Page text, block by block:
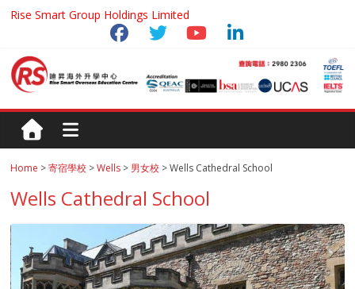
Rise Smart Group Holdings Limited
Home >寄宿學校 >Wells > 男女校 > Wells Cathedral School
Wells Cathedral School